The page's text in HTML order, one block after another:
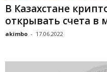
В Казахстане
открывать счета в
akimbo - 17.06.2022